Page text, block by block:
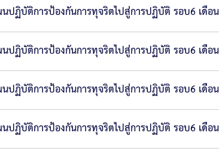
ปฏิบัติการป้องกันการทุจริตไปสู่การปฏิบัติ รอบ6 เดื
ปฏิบัติการป้องกันการทุจริตไปสู่การปฏิบัติ รอบ6 เดื
ปฏิบัติการป้องกันการทุจริตไปสู่การปฏิบัติ รอบ6 เดื
ปฏิบัติการป้องกันการทุจริตไปสู่การปฏิบัติ รอบ6 เดื